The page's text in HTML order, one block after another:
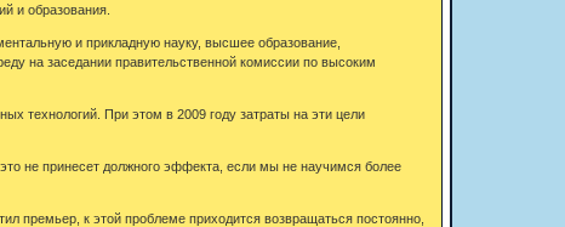
и образования.
и прикладную науку, высшее образование,
на заседании правительственной комиссии по высоким
технологий. При этом в 2009 году затраты на эти цели
не принесет должного эффекта, если мы не научимся более
премьер, к этой проблеме приходится возвращаться постоянно,